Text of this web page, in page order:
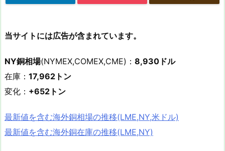
当サイトには広告が含まれています。
NY銅相場(NYMEX,COMEX,CME)： 8,930ドル
在庫： 17,962トン
変化： +652トン
最新値を含む海外銅相場の推移(LME,NY,米ドル)
最新値を含む海外銅在庫の推移(LME,NY)